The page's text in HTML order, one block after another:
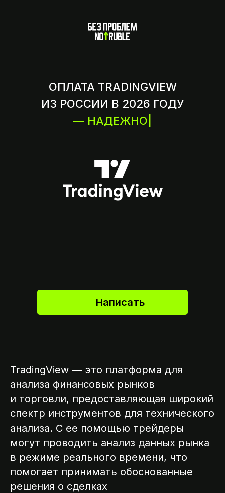
ОПЛАТА TRADINGVIEW
ИЗ РОССИИ В 2026 ГОДУ
— НАДЕЖНО
Написать
TradingView — это платформа для
анализа финансовых рынков
и торговли, предоставляющая широкий
спектр инструментов для технического
анализа. С ее помощью трейдеры
могут проводить анализ данных рынка
в режиме реального времени, что
помогает принимать обоснованные
решения о сделках